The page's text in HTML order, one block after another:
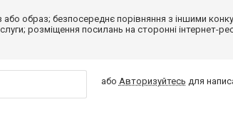
образ; безпосереднє порівняння з іншими
розміщення посилань на сторонні інтернет-
або Авторизуйтесь для